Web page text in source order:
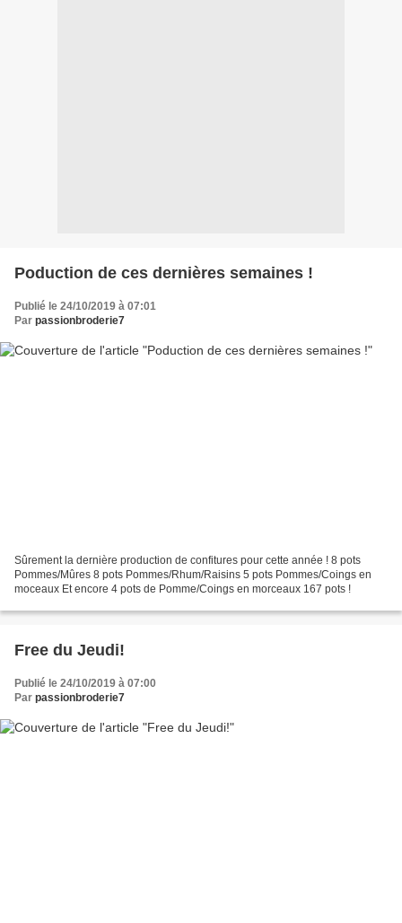
Poduction de ces dernières semaines !
Publié le 24/10/2019 à 07:01
Par passionbroderie7
Sûrement la dernière production de confitures pour cette année ! 8 pots
Pommes/Mûres 8 pots Pommes/Rhum/Raisins 5 pots Pommes/Coings en
moceaux Et encore 4 pots de Pomme/Coings en morceaux 167 pots !
Free du Jeudi!
Publié le 24/10/2019 à 07:00
Par passionbroderie7